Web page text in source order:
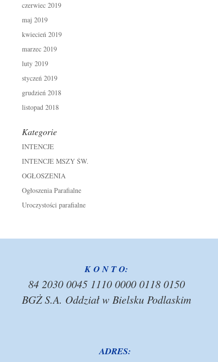
czerwiec 2019
maj 2019
kwiecień 2019
marzec 2019
luty 2019
styczeń 2019
grudzień 2018
listopad 2018
Kategorie
INTENCJE
INTENCJE MSZY ŚW.
OGŁOSZENIA
Ogłoszenia Parafialne
Uroczystości parafialne
K O N T O:
84 2030 0045 1110 0000 0118 0150
BGŻ S.A. Oddział w Bielsku Podlaskim
ADRES: